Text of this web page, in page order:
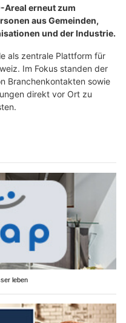
Areal erneut zum
aus Gemeinden,
und der Industrie.
als zentrale Plattform für
Im Fokus standen der
Branchenkontakten sowie
direkt vor Ort zu
leben